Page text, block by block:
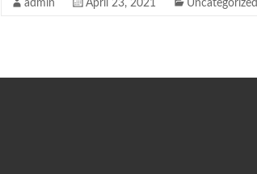
admin April 23, 2021 Uncategorized